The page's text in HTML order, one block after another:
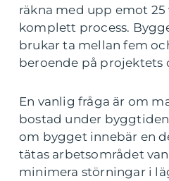
räkna med upp emot 25
komplett process.
brukar ta mellan fem
beroende på projektets
En vanlig fråga är om
bostad under
om bygget innebär en
tätas arbetsområdet
minimera störningar i